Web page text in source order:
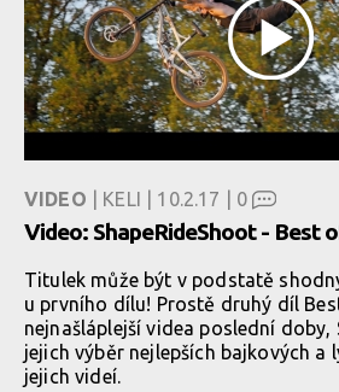
VIDEO | KELI | 10.2.17 | 0
Video: ShapeRideShoot - Best
Titulek může být v podstatě
u prvního dílu! Prostě druhý díl
nejnašláplejší videa poslední doby,
jejich výběr nejlepších bajkových a
jejich videí.